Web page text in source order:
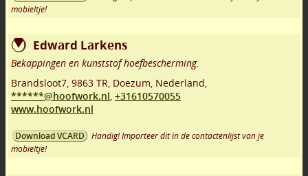
mobieltje!
Edward Larkens
Bekappingen en kunststof hoefbescherming.
Brandsloot7, 9863 TR, Doezum, Nederland,
******@hoofwork.nl, +31610570055
www.hoofwork.nl
Download VCARD
Handig! Importeer dit in de contactenlijst van je
mobieltje!